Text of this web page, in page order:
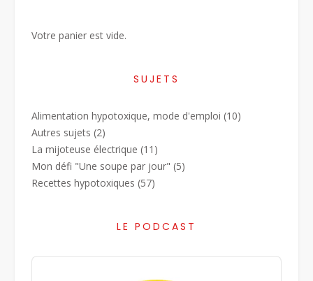
Votre panier est vide.
SUJETS
Alimentation hypotoxique, mode d'emploi (10)
Autres sujets (2)
La mijoteuse électrique (11)
Mon défi "Une soupe par jour" (5)
Recettes hypotoxiques (57)
LE PODCAST
Audio